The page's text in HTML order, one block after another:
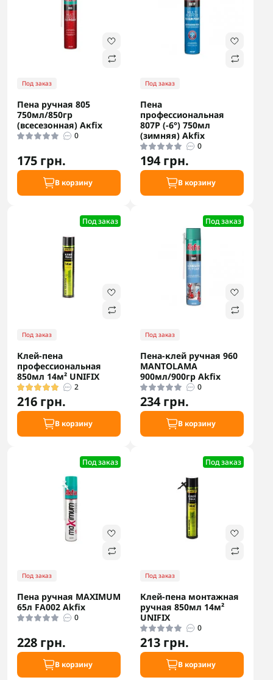
Под заказ
Пена ручная 805
750мл/850гр
(всесезонная) Акfix
0
175 грн.
В корзину
Под заказ
Пена
профессиональная
807P (-6°) 750мл
(зимняя) Akfix
0
194 грн.
В корзину
Под заказ
Под заказ
Клей-пена
профессиональная
850мл 14м² UNIFIX
2
216 грн.
В корзину
Под заказ
Под заказ
Пена-клей ручная 960
MANTOLAMA
900мл/900гр Akfix
0
234 грн.
В корзину
Под заказ
Под заказ
Пена ручная MAXIMUM
65л FA002 Akfix
0
228 грн.
В корзину
Под заказ
Под заказ
Клей-пена монтажная
ручная 850мл 14м²
UNIFIX
0
213 грн.
В корзину